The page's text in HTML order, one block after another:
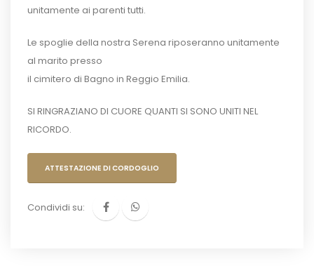
unitamente ai parenti tutti.
Le spoglie della nostra Serena riposeranno unitamente
al marito presso
il cimitero di Bagno in Reggio Emilia.
SI RINGRAZIANO DI CUORE QUANTI SI SONO UNITI NEL
RICORDO.
ATTESTAZIONE DI CORDOGLIO
Condividi su: